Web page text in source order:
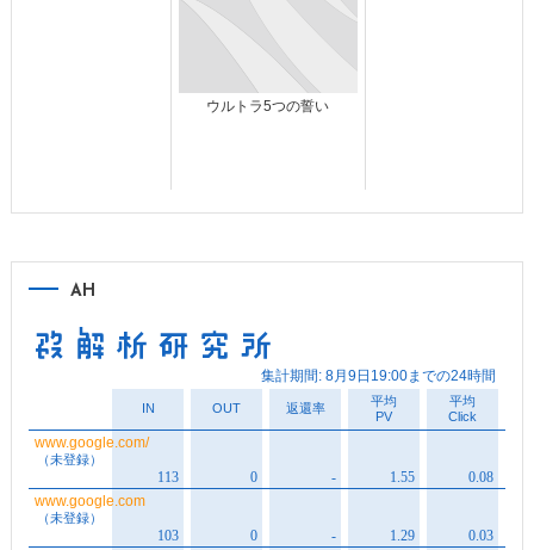
ウルトラ5つの誓い
AH